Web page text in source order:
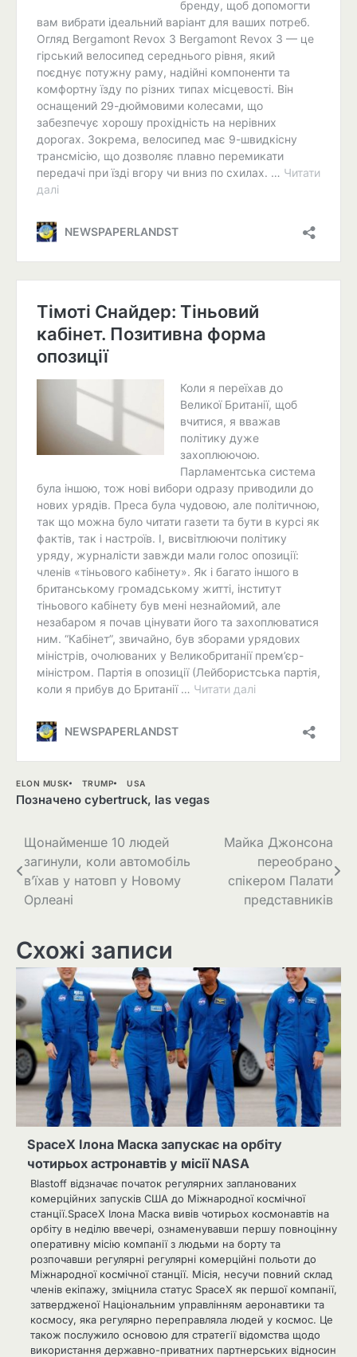
ELON MUSK TRUMP USA
Позначено cybertruck, las vegas
Навігація
записів
Щонайменше 10 людей
загинули, коли автомобіль
в’їхав у натовп у Новому
Орлеані
Майка Джонсона
переобрано
спікером Палати
представників
Схожі записи
SpaceX Ілона Маска запускає на орбіту
чотирьох астронавтів у місії NASA
Blastoff відзначає початок регулярних запланованих
комерційних запусків США до Міжнародної космічної
станції.SpaceX Ілона Маска вивів чотирьох космонавтів на
орбіту в неділю ввечері, ознаменувавши першу повноцінну
оперативну місію компанії з людьми на борту та
розпочавши регулярні регулярні комерційні польоти до
Міжнародної космічної станції. Місія, несучи повний склад
членів екіпажу, зміцнила статус SpaceX як першої компанії,
затвердженої Національним управлінням аеронавтики та
космосу, яка регулярно переправляла людей у ​​космос. Це
також послужило основою для стратегії відомства щодо
використання державно-приватних партнерських відносин